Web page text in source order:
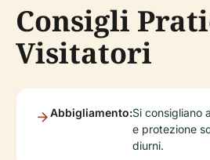
Consigli
Visitatori
Abbigliamento:Si consigliano
e protezione
diurni.